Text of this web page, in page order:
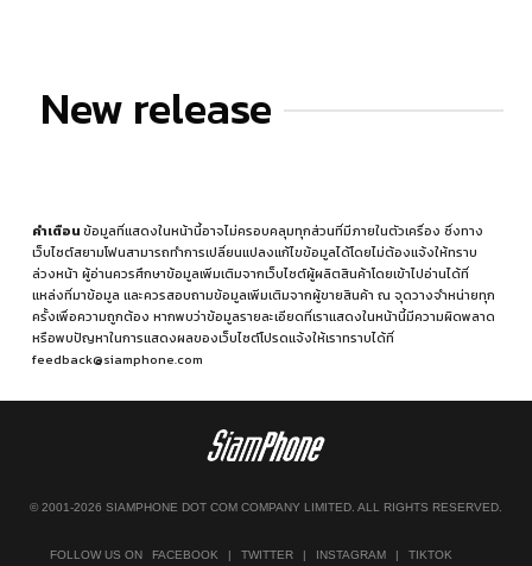
New release
คำเตือนข้อมูลที่แสดงในหน้านี้อาจไม่ครอบคลุมทุกส่วนที่มีภายในตัวเครื่อง ซึ่งทาง
เว็บไซต์สยามโฟนสามารถทำการเปลี่ยนแปลงแก้ไขข้อมูลได้โดยไม่ต้องแจ้งให้ทราบ
ล่วงหน้า ผู้อ่านควรศึกษาข้อมูลเพิ่มเติมจากเว็บไซต์ผู้ผลิตสินค้าโดยเข้าไปอ่านได้ที่
แหล่งที่มาข้อมูล และควรสอบถามข้อมูลเพิ่มเติมจากผู้ขายสินค้า ณ จุดวางจำหน่ายทุก
ครั้งเพื่อความถูกต้อง หากพบว่าข้อมูลรายละเอียดที่เราแสดงในหน้านี้มีความผิดพลาด
หรือพบปัญหาในการแสดงผลของเว็บไซต์โปรดแจ้งให้เราทราบได้ที่
feedback@siamphone.com
© 2001-2026 SIAMPHONE DOT COM COMPANY LIMITED. ALL RIGHTS RESERVED.
FOLLOW US ON FACEBOOK | TWITTER | INSTAGRAM | TIKTOK